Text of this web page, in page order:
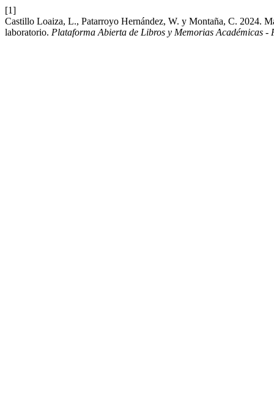
[1]
Castillo Loaiza, L., Patarroyo Hernández, W. y Montaña, C. 2024.
laboratorio. Plataforma Abierta de Libros y Memorias Académicas -